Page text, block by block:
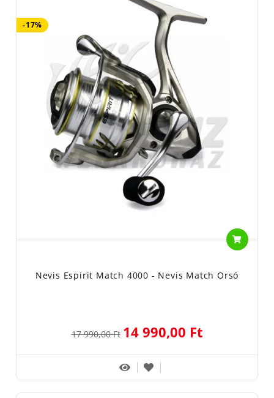
-17%
Nevis Espirit Match 4000 - Nevis Match Orsó
17 990,00 Ft 14 990,00 Ft